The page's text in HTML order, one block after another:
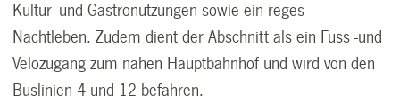
Kultur- und Gastronutzungen sowie ein reges
Nachtleben. Zudem dient der Abschnitt als ein Fuss -und
Velozugang zum nahen Hauptbahnhof und wird von den
Buslinien 4 und 12 befahren.